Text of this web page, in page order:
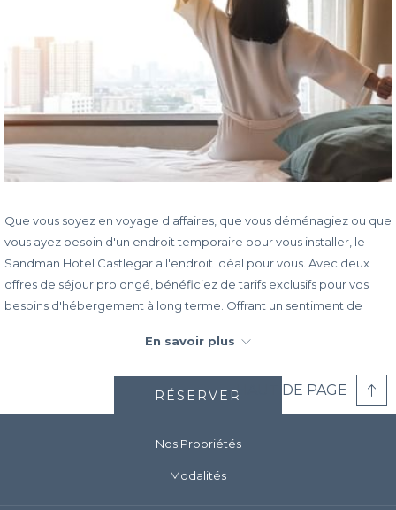
Que vous soyez en voyage d'affaires, que vous déménagiez ou que
vous ayez besoin d'un endroit temporaire pour vous installer, le
Sandman Hotel Castlegar a l'endroit idéal pour vous. Avec deux
offres de séjour prolongé, bénéficiez de tarifs exclusifs pour vos
besoins d'hébergement à long terme. Offrant un sentiment de
permettra de rester connecté à ce qui compte le plus.
L'offre de séjour prolongé, de 7 à 29 nuits1, comprend :
Tarifs à partir de 107 $ par nuit pour une suite avec cuisine
Entretien ménager deux fois par semaine2
En savoir plus
RÉSERVERHAUT DE PAGE
Nos Propriétés
Modalités